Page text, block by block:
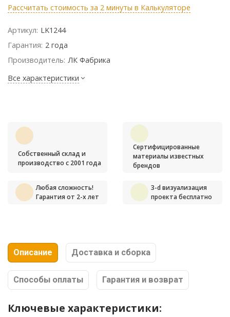
Рассчитать стоимость за 2 минуты в Калькуляторе
Артикул: LK1244
Гарантия: 2 года
Производитель: ЛК Фабрика
Все характеристики
Собственный склад и
производство с 2001 года
Сертифицированные
материалы известных
брендов
Любая сложность!
Гарантия от 2-х лет
3-d визуализация
проекта бесплатно
Описание Доставка и сборка
Способы оплаты Гарантия и возврат
Ключевые характеристики: